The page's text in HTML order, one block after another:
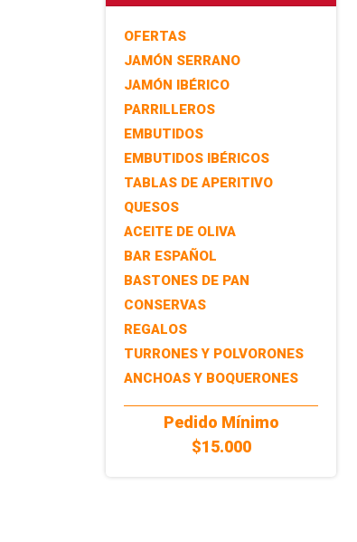
OFERTAS
JAMÓN SERRANO
JAMÓN IBÉRICO
PARRILLEROS
EMBUTIDOS
EMBUTIDOS IBÉRICOS
TABLAS DE APERITIVO
QUESOS
ACEITE DE OLIVA
BAR ESPAÑOL
BASTONES DE PAN
CONSERVAS
REGALOS
TURRONES Y POLVORONES
ANCHOAS Y BOQUERONES
Pedido Mínimo
$15.000